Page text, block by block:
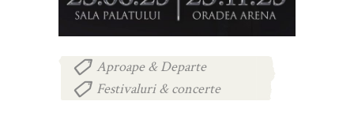
Aproape & Departe
Festivaluri & concerte